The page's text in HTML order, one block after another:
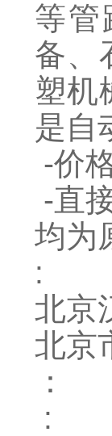
等管
备、
塑机
是自
-价
-直
均为
:
北京
北京
：
: